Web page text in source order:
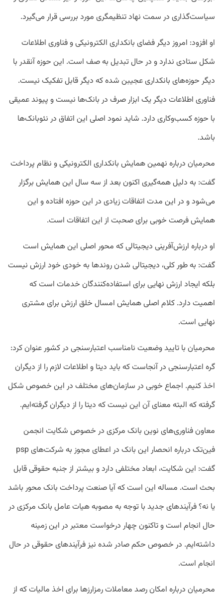
سیاست‌گذاری در سمت نهاد تنظیمگری مورد بررسی قرار می‌گیرد.
او افزود: امروز دیگر فضای بانکداری الکترونیکی و فناوری اطلاعات
شکل ستادی ندارد و در حال تبدیل به صف است. این حوزه آنقدر با
دیگر حوزه‌های بانکداری عجیبن شده که دیگر قابل تفکیک نیست.
فناوری اطلاعات دیگر یک ابزار صرف در بانک‌ها نیست و پیوند عمیقی
با حوزه کسب‌وکاری دارد. شاید نمود اصلی این اتفاق در نئوبانک‌ها
باشد.
محرمیان درباره نهمین همایش بانکداری الکترونیکی و نظام پرداخت
گفت: به دلیل همه‌گیری اکنون بعد از سه سال این همایش برگزار
می‌شود و در این مدت اتفاقات زیادی در این حوزه افتاده و این
همایش فرصت خوبی برای صحبت از این اتفاقات است.
او درباره ارزش‌آفرینی دیجیتالی که محور اصلی این همایش است
گفت: به طور کلی، دیجیتالی شدن روندها به خودی خود ارزش نیست
بلکه ایجاد ارزش نهایی برای استفاده‌کنندگان خدمات است که
اهمیت دارد. کلام اصلی همایش امسال خلق ارزش برای مشتری
نهایی است.
محرمیان با تایید وضعیت نامناسب اعتبارسنجی در کشور عنوان کرد:
گره اعتبارسنجی در آنجاست که باید دیتا و اطلاعات لازم را از دیگران
اخذ کنیم. اجماع خوبی در سازمان‌های مختلف در این خصوص شکل
گرفته که البته معنای آن این نیست که دیتا را از دیگران گرفته‌ایم.
معاون فناوری‌های نوین بانک مرکزی در خصوص شکایت انجمن
فین‌تک درباره انحصار این بانک در اعطای مجوز به شرکت‌های psp
گفت: این شکایت، ابعاد مختلفی دارد و بیشتر از جنبه حقوقی قابل
بحث است. مساله این است که آیا صنعت پرداخت بانک محور باشد
یا نه؟ فرآیندهای جدید با توجه به مصوبه هیات عامل بانک مرکزی در
حال انجام است و تاکنون چهار درخواست معتبر در این زمینه
داشته‌ایم. در خصوص حکم صادر شده نیز فرآیندهای حقوقی در حال
انجام است.
محرمیان درباره امکان رصد معاملات رمزارزها برای اخذ مالیات که از